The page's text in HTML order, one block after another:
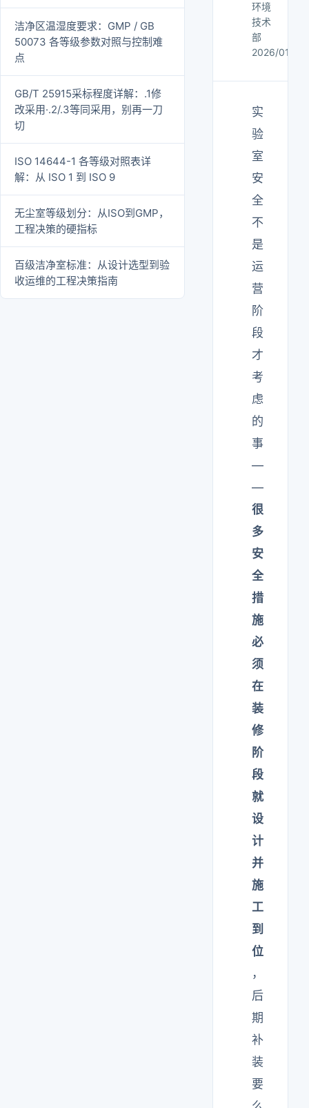
洁净区温湿度要求：GMP / GB
50073 各等级参数对照与控制难
点
GB/T 25915采标程度详解：.1修
改采用·.2/.3等同采用，别再一刀
切
ISO 14644-1 各等级对照表详
解：从 ISO 1 到 ISO 9
无尘室等级划分：从ISO到GMP，
工程决策的硬指标
百级洁净室标准：从设计选型到验
收运维的工程决策指南
环境
技术
部
2026/01/29
实
验
室
安
全
不
是
运
营
阶
段
才
考
虑
的
事
—
—
很
多
安
全
措
施
必
须
在
装
修
阶
段
就
设
计
并
施
工
到
位
，
后
期
补
装
要